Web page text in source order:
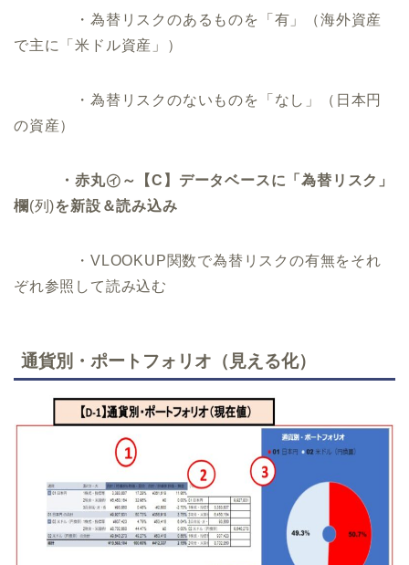
・為替リスクのあるものを「有」（海外資産
で主に「米ドル資産」）
・為替リスクのないものを「なし」（日本円
の資産）
・赤丸㋑～【C】データベースに「為替リスク」
欄(列)を新設＆読み込み
・VLOOKUP関数で為替リスクの有無をそれ
ぞれ参照して読み込む
通貨別・ポートフォリオ（見える化）